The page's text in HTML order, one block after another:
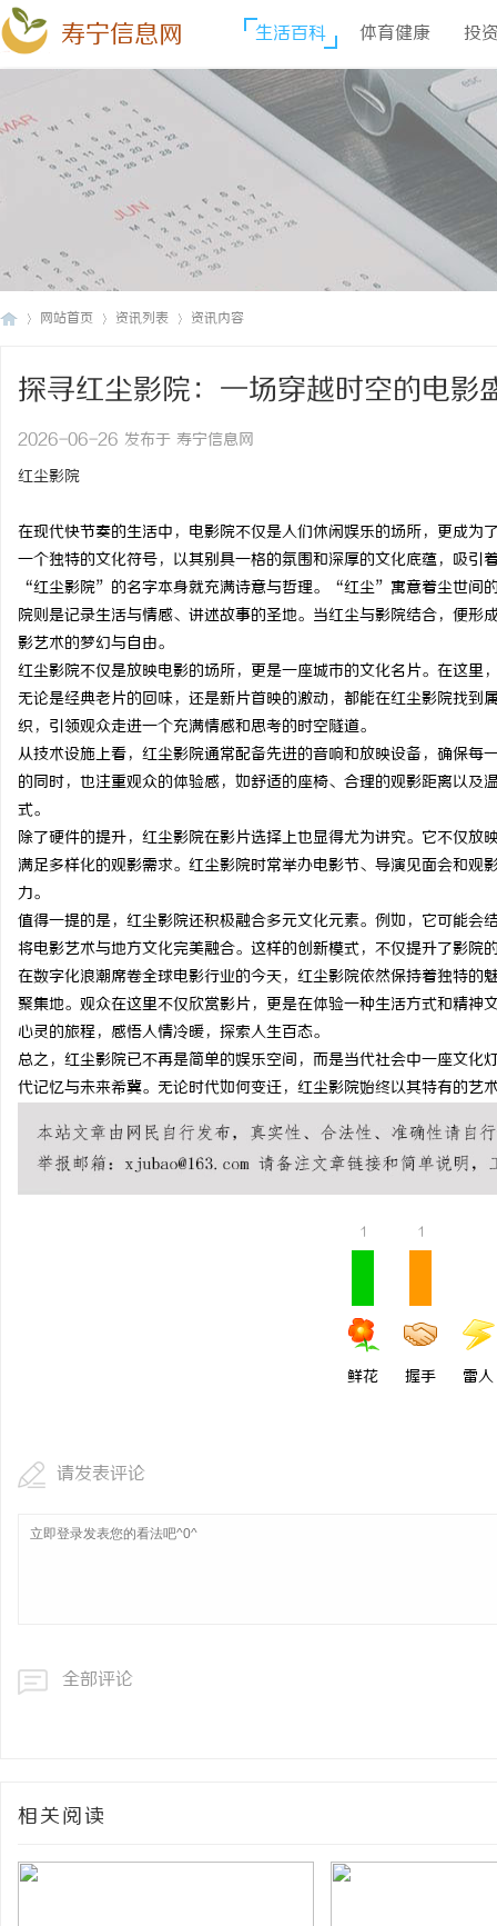
寿宁信息网 生活百科 体育健康 投
网站首页 资讯列表 资讯内容
探寻红尘影院：一场穿越时空的电影
2026-06-26 发布于 寿宁信息网
红尘影院
在现代快节奏的生活中，电影院不仅是人们休闲娱乐的场所，更成
一个独特的文化符号，以其别具一格的氛围和深厚的文化底蕴，吸引
“红尘影院”的名字本身就充满诗意与哲理。“红尘”寓意着尘世间
院则是记录生活与情感、讲述故事的圣地。当红尘与影院结合，便
影艺术的梦幻与自由。
红尘影院不仅是放映电影的场所，更是一座城市的文化名片。在这
无论是经典老片的回味，还是新片首映的激动，都能在红尘影院找
织，引领观众走进一个充满情感和思考的时空隧道。
从技术设施上看，红尘影院通常配备先进的音响和放映设备，确保
的同时，也注重观众的体验感，如舒适的座椅、合理的观影距离以
式。
除了硬件的提升，红尘影院在影片选择上也显得尤为讲究。它不仅
满足多样化的观影需求。红尘影院时常举办电影节、导演见面会和
力。
值得一提的是，红尘影院还积极融合多元文化元素。例如，它可能
将电影艺术与地方文化完美融合。这样的创新模式，不仅提升了影院
在数字化浪潮席卷全球电影行业的今天，红尘影院依然保持着独特
聚集地。观众在这里不仅欣赏影片，更是在体验一种生活方式和精
心灵的旅程，感悟人情冷暖，探索人生百态。
总之，红尘影院已不再是简单的娱乐空间，而是当代社会中一座文
代记忆与未来希冀。无论时代如何变迁，红尘影院始终以其特有的
1
鲜花
1
握手 雷人
请发表评论
全部评论
相关阅读
燥症患者口干眼燥熬多年，一个周期缓过
？老中医：一张辨证方对症，身体找回津液